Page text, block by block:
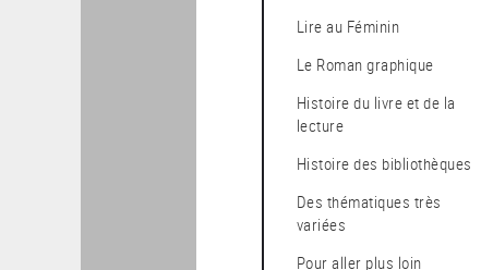
Lire au Féminin
Le Roman graphique
Histoire du livre et de la
lecture
Histoire des bibliothèques
Des thématiques très
variées
Pour aller plus loin